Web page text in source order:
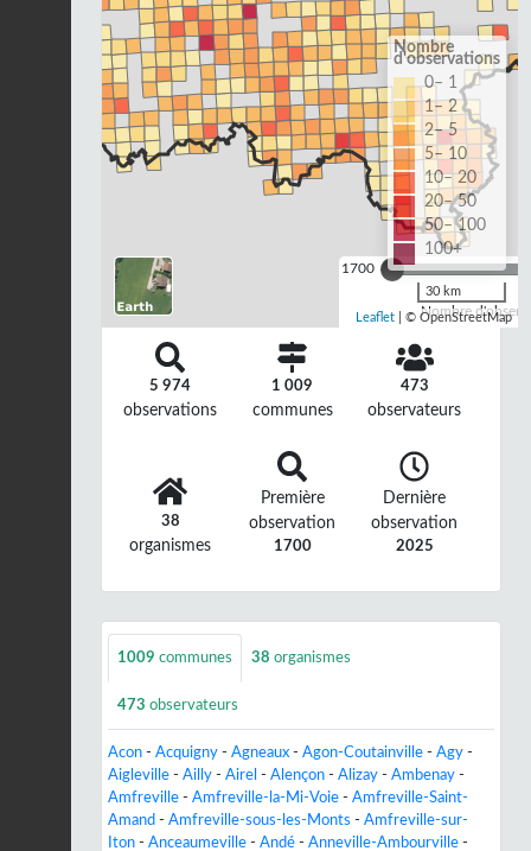
1700
Nombre
Nombre
d'observations
0– 1
1– 2
2– 5
5– 10
10– 20
20– 50
50– 100
100+
30 km
Leaflet | © OpenStreetMap
5 974
observations
1 009
communes
473
observateurs
38
organismes
Première
observation
1700
Dernière
observation
2025
1009 communes 38 organismes
473 observateurs
Acon - Acquigny - Agneaux - Agon-Coutainville - Agy -
Aigleville - Ailly - Airel - Alençon - Alizay - Ambenay -
Amfreville - Amfreville-la-Mi-Voie - Amfreville-Saint-
Amand - Amfreville-sous-les-Monts - Amfreville-sur-
Iton - Anceaumeville - Andé - Anneville-Ambourville -